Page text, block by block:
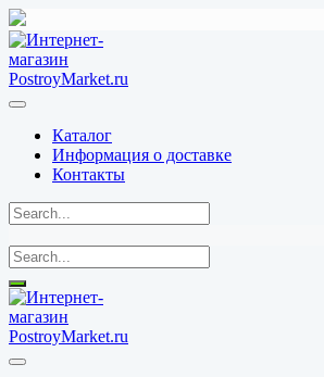
Перейти
к
содержимому
Каталог
Информация о доставке
Контакты